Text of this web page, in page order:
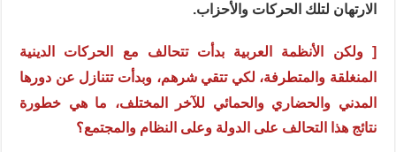
الارتهان لتلك الحركات والأحزاب.
[ ولكن الأنظمة العربية بدأت تتحالف مع الحركات الدينية
المنغلقة والمتطرفة، لكي تتقي شرهم، وبدأت تتنازل عن دورها
المدني والحضاري والحمائي للآخر المختلف، ما هي خطورة
نتائج هذا التحالف على الدولة وعلى النظام والمجتمع؟